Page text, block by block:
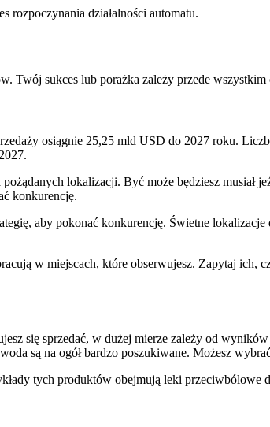
rozpoczynania działalności automatu.
Twój sukces lub porażka zależy przede
osiągnie 25,25 mld USD do 2027 roku.
lokalizacji. Być może będziesz musiał
konkurencję.
aby pokonać konkurencję. Świetne
w miejscach, które obserwujesz. Zapytaj ich,
się sprzedać, w dużej mierze zależy od
są na ogół bardzo poszukiwane. Możesz
tych produktów obejmują leki przeciwbólowe